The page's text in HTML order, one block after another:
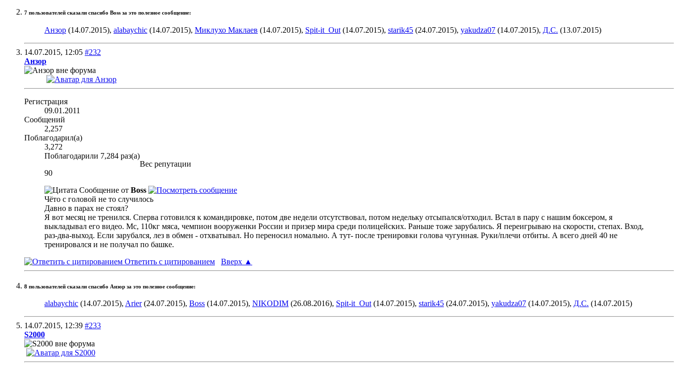
7 пользователей сказали cпасибо Boss за это полезное сообщение:
Анзор (14.07.2015), alabaychic (14.07.2015), Миклухо Маклаев (14.07.2015), Spit-it_Out (14.07.2015), starik45 (24.07.2015), yakudza07 (14.07.2015), Д.С. (13.07.2015)
14.07.2015, 12:05 #232
Анзор
Регистрация
09.01.2011
Сообщений
2,257
Поблагодарил(а)
3,272
Поблагодарили 7,284 раз(а)
Вес репутации
90
Сообщение от Boss
Чёто с головой не то случилось
Давно в парах не стоял?
Я вот месяц не тренился. Сперва готовился к командировке, потом две недели отсутствовал, потом недельку отсыпался/отходил. Встал в пару с нашим боксером, я
выкладывал его видео. Мс, 110кг мяса, чемпион вооруженки России и призер мира среди полицейских. Раньше тоже зарубались. Я переигрываю на скорости, степах. Вход,
раз-два-выход. Если зарубался, лез в обмен - отхватывал. Но переносил номально. А тут- после тренировки голова чугунная. Руки/плечи отбиты. А всего дней 40 не
тренировался и не получал по башке.
Ответить с цитированием
Вверх ▲
8 пользователей сказали cпасибо Анзор за это полезное сообщение:
alabaychic (14.07.2015), Arier(24.07.2015), Boss (14.07.2015), NIKODIM (26.08.2016), Spit-it_Out(14.07.2015), starik45 (24.07.2015), yakudza07 (14.07.2015), Д.С. (14.07.2015)
14.07.2015, 12:39 #233
S2000